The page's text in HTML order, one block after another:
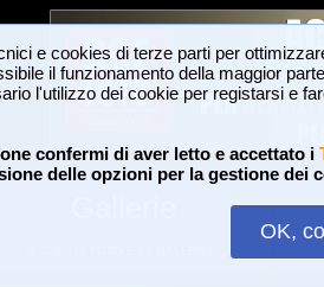
e cookies di terze parti per
il funzionamento della maggior
l'utilizzo dei cookie per registarsi e
confermi di aver letto e accettato i
delle opzioni per la gestione dei
OK,